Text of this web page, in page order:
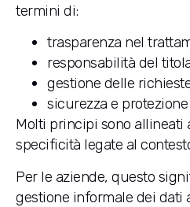
termini di:
trasparenza nel
responsabilità del
gestione delle
sicurezza e
Molti principi sono allineati
specificità legate al
Per le aziende, questo
gestione informale dei dati